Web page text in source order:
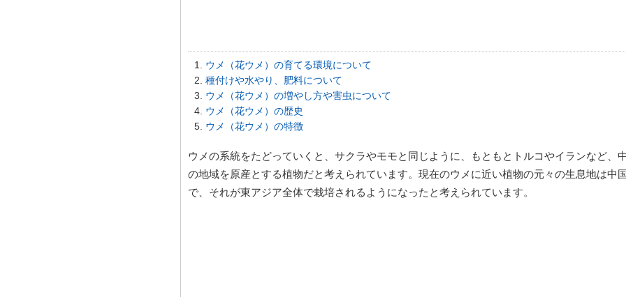
ウメ（花ウメ）の育てる環境について
種付けや水やり、肥料について
ウメ（花ウメ）の増やし方や害虫について
ウメ（花ウメ）の歴史
ウメ（花ウメ）の特徴
ウメの系統をたどっていくと、サクラやモモと同じように、もともとトルコやイランなど、
の地域を原産とする植物だと考えられています。現在のウメに近い植物の元々の生息地は中
で、それが東アジア全体で栽培されるようになったと考えられています。